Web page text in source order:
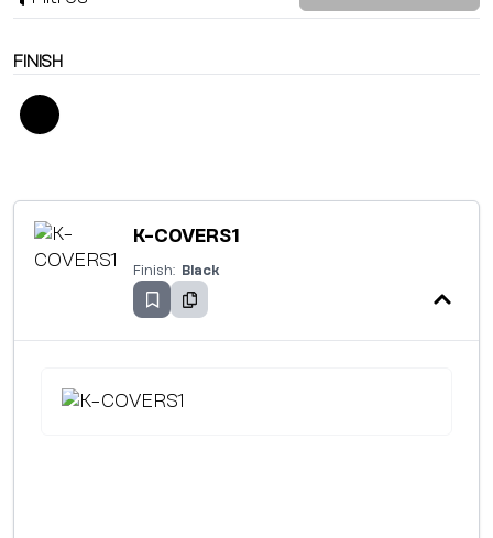
FINISH
K-COVERS1
Finish: Black